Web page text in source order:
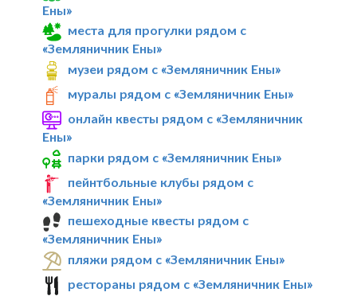
Ены»
места для прогулки рядом с
«Земляничник Ены»
музеи рядом с «Земляничник Ены»
муралы рядом с «Земляничник Ены»
онлайн квесты рядом с «Земляничник
Ены»
парки рядом с «Земляничник Ены»
пейнтбольные клубы рядом с
«Земляничник Ены»
пешеходные квесты рядом с
«Земляничник Ены»
пляжи рядом с «Земляничник Ены»
рестораны рядом с «Земляничник Ены»